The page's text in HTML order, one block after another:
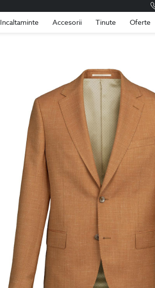
Incaltaminte Accesorii Tinute Oferte
Romania